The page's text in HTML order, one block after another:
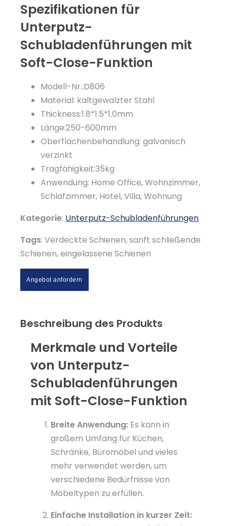
Spezifikationen für
Unterputz-
Schubladenführungen mit
Soft-Close-Funktion
Modell-Nr.:D806
Material: kaltgewalzter Stahl
Thickness:1.8*1.5*1.0mm
Länge:250-600mm
Oberflächenbehandlung: galvanisch
verzinkt
Tragfähigkeit:35kg
Anwendung: Home Office, Wohnzimmer,
Schlafzimmer, Hotel, Villa, Wohnung
Kategorie: Unterputz-Schubladenführungen
Tags: Verdeckte Schienen, sanft schließende
Schienen, eingelassene Schienen
Angebot anfordern
Beschreibung des Produkts
Merkmale und Vorteile
von Unterputz-
Schubladenführungen
mit Soft-Close-Funktion
Breite Anwendung: Es kann in
großem Umfang für Küchen,
Schränke, Büromöbel und vieles
mehr verwendet werden, um
verschiedene Bedürfnisse von
Möbeltypen zu erfüllen.
Einfache Installation in kurzer Zeit: